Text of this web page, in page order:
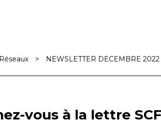
Réseaux > NEWSLETTER DECEMBRE
vous à la lettre